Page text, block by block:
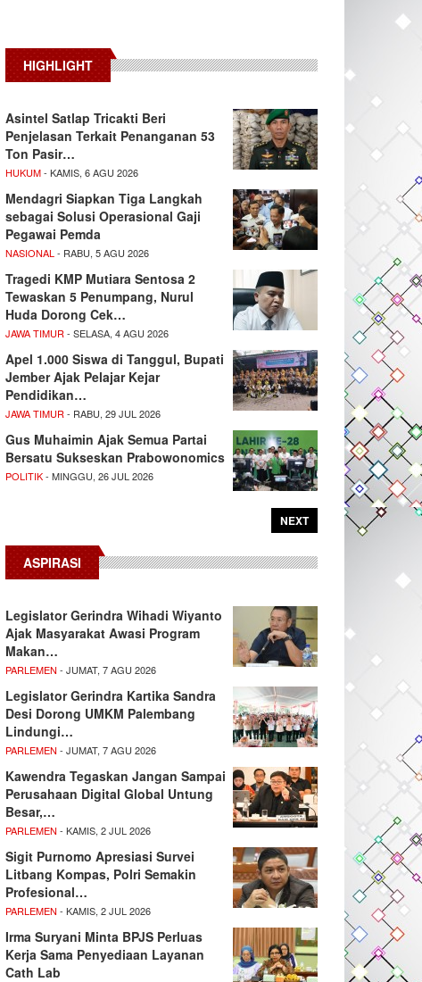
HIGHLIGHT
Asintel Satlap Tricakti Beri
Penjelasan Terkait Penanganan 53
Ton Pasir…
HUKUM- KAMIS, 6 AGU 2026
Mendagri Siapkan Tiga Langkah
sebagai Solusi Operasional Gaji
Pegawai Pemda
NASIONAL - RABU, 5 AGU 2026
Tragedi KMP Mutiara Sentosa 2
Tewaskan 5 Penumpang, Nurul
Huda Dorong Cek…
JAWA TIMUR - SELASA, 4 AGU 2026
Apel 1.000 Siswa di Tanggul, Bupati
Jember Ajak Pelajar Kejar
Pendidikan…
JAWA TIMUR - RABU, 29 JUL 2026
Gus Muhaimin Ajak Semua Partai
Bersatu Sukseskan Prabowonomics
POLITIK- MINGGU, 26 JUL 2026
NEXT
ASPIRASI
Legislator Gerindra Wihadi Wiyanto
Ajak Masyarakat Awasi Program
Makan…
PARLEMEN - JUMAT, 7 AGU 2026
Legislator Gerindra Kartika Sandra
Desi Dorong UMKM Palembang
Lindungi…
PARLEMEN - JUMAT, 7 AGU 2026
Kawendra Tegaskan Jangan Sampai
Perusahaan Digital Global Untung
Besar,…
PARLEMEN - KAMIS, 2 JUL 2026
Sigit Purnomo Apresiasi Survei
Litbang Kompas, Polri Semakin
Profesional…
PARLEMEN - KAMIS, 2 JUL 2026
Irma Suryani Minta BPJS Perluas
Kerja Sama Penyediaan Layanan
Cath Lab